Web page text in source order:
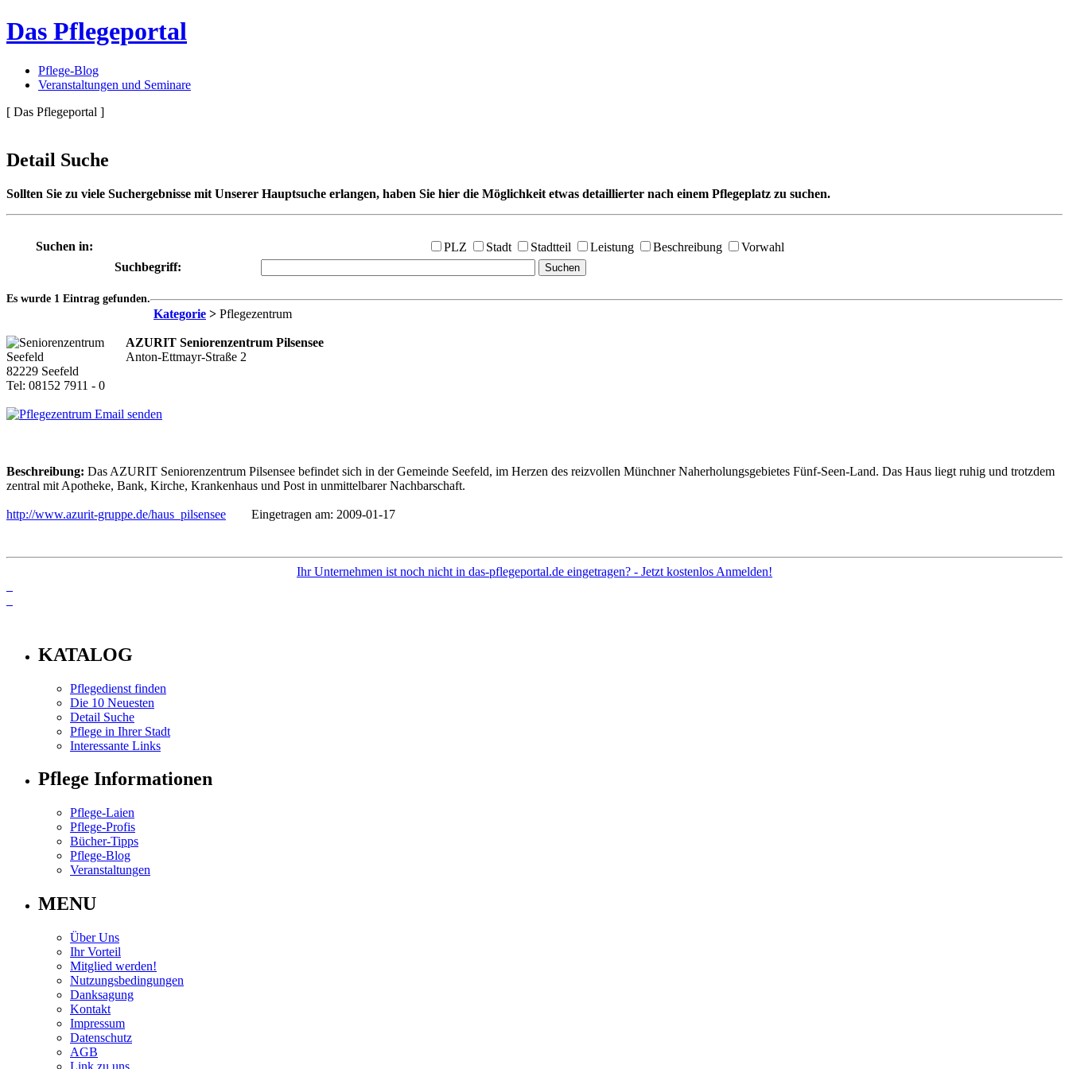
Das Pflegeportal
Pflege-Blog
Veranstaltungen und Seminare
[ Das Pflegeportal ]
Detail Suche
Sollten Sie zu viele Suchergebnisse mit Unserer Hauptsuche erlangen, haben Sie hier die Möglichkeit etwas detaillierter nach einem Pflegeplatz zu suchen.
Suchen in: PLZ Stadt Stadtteil Leistung Beschreibung
Vorwahl
Suchbegriff:
Es wurde 1 Eintrag gefunden.
Kategorie > Pflegezentrum
AZURIT Seniorenzentrum Pilsensee
Anton-Ettmayr-Straße 2
82229 Seefeld
Tel: 08152 7911 - 0
Email senden
Beschreibung: Das AZURIT Seniorenzentrum Pilsensee befindet sich in der Gemeinde Seefeld, im Herzen des reizvollen Münchner Naherholungsgebietes Fünf-Seen-Land. Das Haus liegt ruhig und trotzdem
zentral mit Apotheke, Bank, Kirche, Krankenhaus und Post in unmittelbarer Nachbarschaft.
http://www.azurit-gruppe.de/haus_pilsensee Eingetragen am: 2009-01-17
Ihr Unternehmen ist noch nicht in das-pflegeportal.de eingetragen? - Jetzt kostenlos Anmelden!
KATALOG
Pflegedienst finden
Die 10 Neuesten
Detail Suche
Pflege in Ihrer Stadt
Interessante Links
Pflege Informationen
Pflege-Laien
Pflege-Profis
Bücher-Tipps
Pflege-Blog
Veranstaltungen
MENU
Über Uns
Ihr Vorteil
Mitglied werden!
Nutzungsbedingungen
Danksagung
Kontakt
Impressum
Datenschutz
AGB